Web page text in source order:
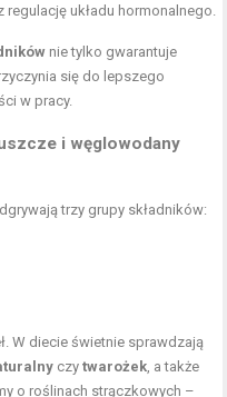
układu hormonalnego.
nie tylko gwarantuje
się do lepszego
w pracy.
i węglowodany
trzy grupy składników:
W diecie świetnie sprawdzają
czytwarożek , a także
o roślinach strączkowych –